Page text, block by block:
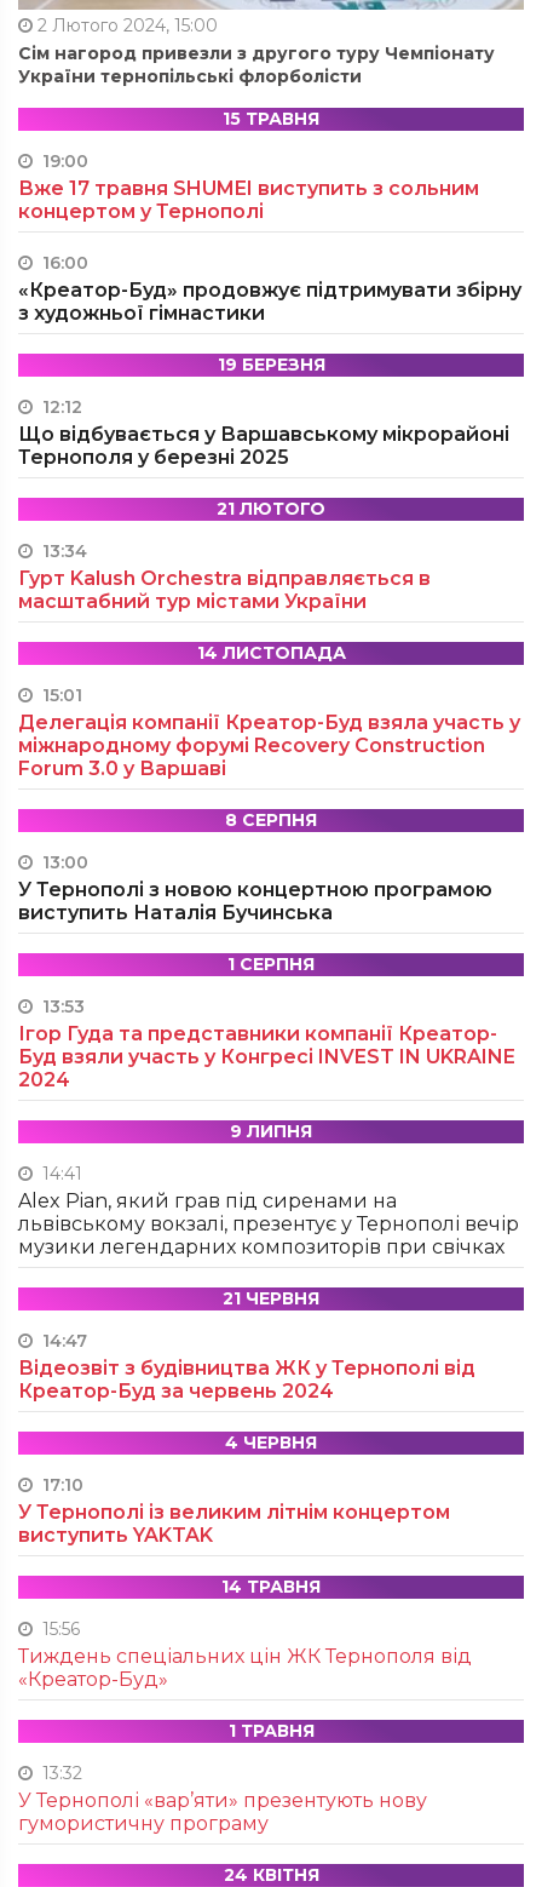
2 Лютого 2024, 15:00
Сім нагород привезли з другого туру Чемпіонату
України тернопільські флорболісти
15 ТРАВНЯ
19:00
Вже 17 травня SHUMEI виступить з сольним
концертом у Тернополі
16:00
«Креатор-Буд» продовжує підтримувати збірну
з художньої гімнастики
19 БЕРЕЗНЯ
12:12
Що відбувається у Варшавському мікрорайоні
Тернополя у березні 2025
21 ЛЮТОГО
13:34
Гурт Kalush Orchestra відправляється в
масштабний тур містами України
14 ЛИСТОПАДА
15:01
Делегація компанії Креатор-Буд взяла участь у
міжнародному форумі Recovery Construction
Forum 3.0 у Варшаві
8 СЕРПНЯ
13:00
У Тернополі з новою концертною програмою
виступить Наталія Бучинська
1 СЕРПНЯ
13:53
Ігор Гуда та представники компанії Креатор-
Буд взяли участь у Конгресі INVEST IN UKRAINE
2024
9 ЛИПНЯ
14:41
Alex Pian, який грав під сиренами на
львівському вокзалі, презентує у Тернополі вечір
музики легендарних композиторів при свічках
21 ЧЕРВНЯ
14:47
Відеозвіт з будівництва ЖК у Тернополі від
Креатор-Буд за червень 2024
4 ЧЕРВНЯ
17:10
У Тернополі із великим літнім концертом
виступить YAKTAK
14 ТРАВНЯ
15:56
Тиждень спеціальних цін ЖК Тернополя від
«Креатор-Буд»
1 ТРАВНЯ
13:32
У Тернополі «вар’яти» презентують нову
гумористичну програму
24 КВІТНЯ